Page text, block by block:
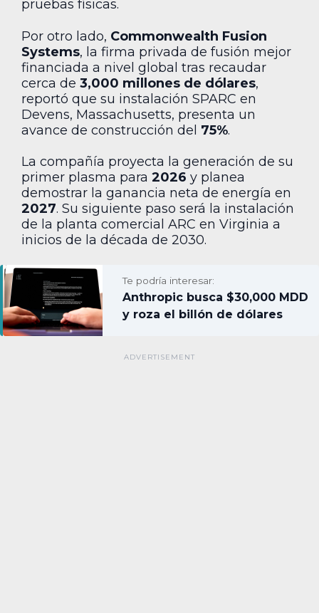
pruebas físicas.
Por otro lado, Commonwealth Fusion
Systems, la firma privada de fusión mejor
financiada a nivel global tras recaudar
cerca de 3,000 millones de dólares,
reportó que su instalación SPARC en
Devens, Massachusetts, presenta un
avance de construcción del 75%.
La compañía proyecta la generación de su
primer plasma para 2026 y planea
demostrar la ganancia neta de energía en
2027. Su siguiente paso será la instalación
de la planta comercial ARC en Virginia a
inicios de la década de 2030.
Te podría interesar:
Anthropic busca $30,000 MDD
y roza el billón de dólares